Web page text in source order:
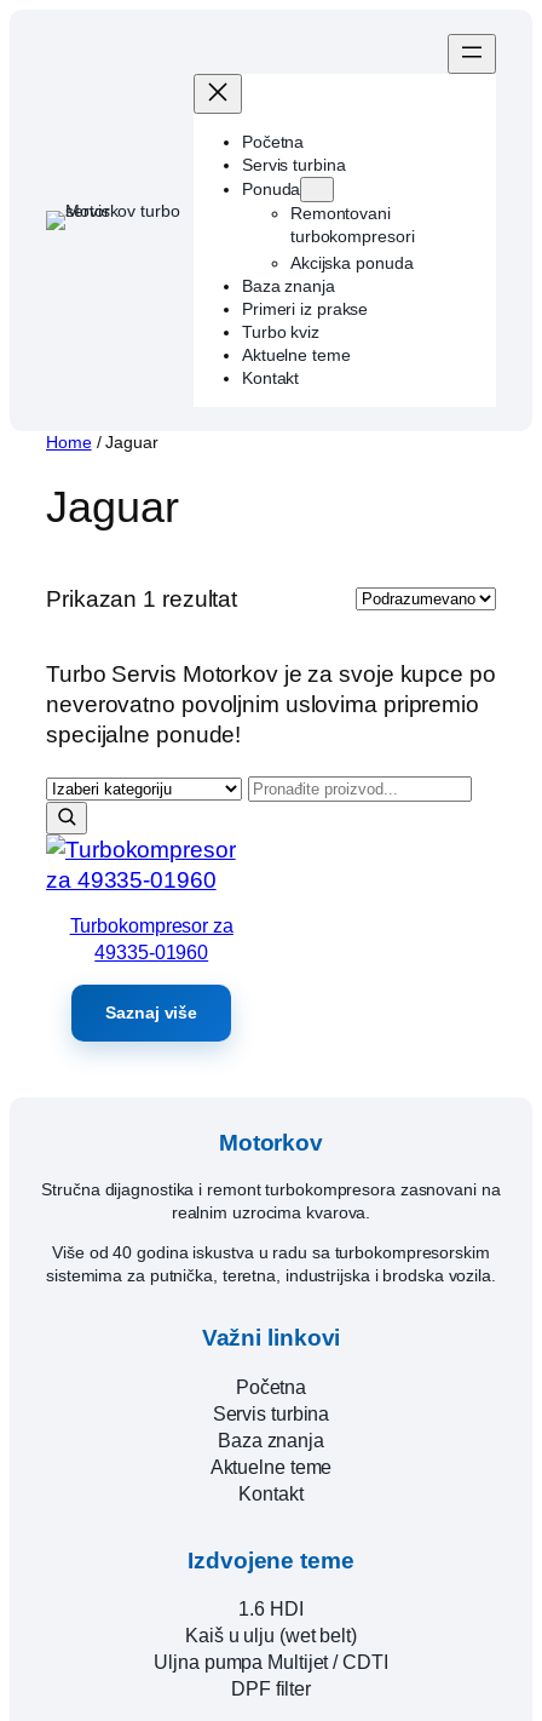
Početna
Servis turbina
Ponuda
Remontovani
turbokompresori
Akcijska ponuda
Baza znanja
Primeri iz prakse
Turbo kviz
Aktuelne teme
Kontakt
Home/ Jaguar
Jaguar
Prikazan 1 rezultat
Turbo Servis Motorkov je za svoje kupce po
neverovatno povoljnim uslovima pripremio
specijalne ponude!
Turbokompresor za
49335-01960
Saznaj više
Motorkov
Stručna dijagnostika i remont turbokompresora zasnovani na
realnim uzrocima kvarova.
Više od 40 godina iskustva u radu sa turbokompresorskim
sistemima za putnička, teretna, industrijska i brodska vozila.
Važni linkovi
Početna
Servis turbina
Baza znanja
Aktuelne teme
Kontakt
Izdvojene teme
1.6 HDI
Kaiš u ulju (wet belt)
Uljna pumpa Multijet / CDTI
DPF filter